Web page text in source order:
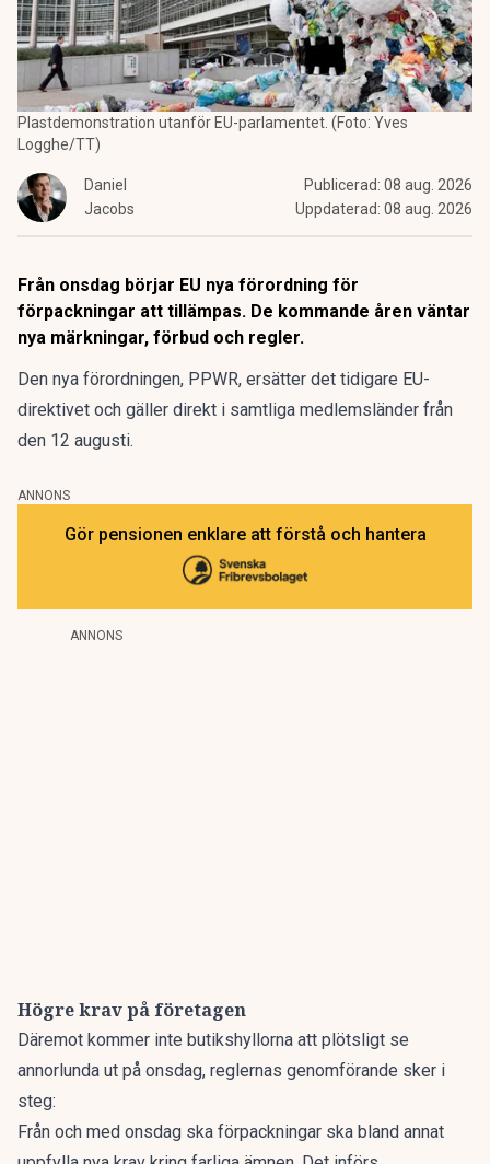
Plastdemonstration utanför EU-parlamentet. (Foto: Yves
Logghe/TT)
Daniel
Jacobs
Publicerad: 08 aug. 2026
Uppdaterad: 08 aug. 2026
Från onsdag börjar EU nya förordning för
förpackningar att tillämpas. De kommande åren väntar
nya märkningar, förbud och regler.
Den nya förordningen, PPWR, ersätter det tidigare EU-
direktivet och gäller direkt i samtliga medlemsländer från
den 12 augusti.
ANNONS
Gör pensionen enklare att förstå och hantera
ANNONS
Högre krav på företagen
Däremot kommer inte butikshyllorna att plötsligt se
annorlunda ut på onsdag, reglernas genomförande sker i
steg:
Från och med onsdag ska förpackningar ska bland annat